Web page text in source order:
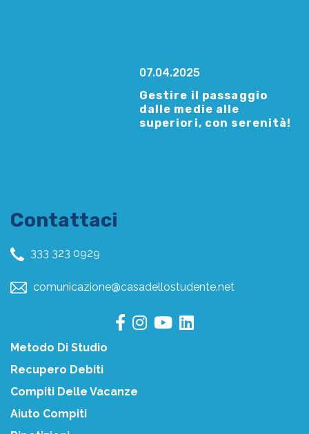
07.04.2025
Gestire il passaggio
dalle medie alle
superiori, con serenità!
Contattaci
333 323 0929
comunicazione@casadellostudente.net
Metodo Di Studio
Recupero Debiti
Compiti Delle Vacanze
Aiuto Compiti